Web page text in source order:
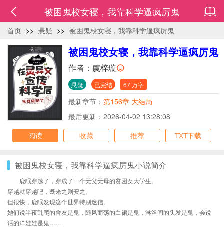
被困鬼校女寝，我靠科学逼疯厉鬼
首页 >> 悬疑 >> 被困鬼校女寝，我靠科学逼疯厉鬼
被困鬼校女寝，我靠科学逼疯厉鬼
作者： 虞梓璇
悬疑 已完结 67 万字
最新章节： 第156章 大结局
最后更新：2026-04-02 13:28:08
阅读
收藏 推荐 TXT下载
被困鬼校女寝，我靠科学逼疯厉鬼小说简介
鹿眠穿越了，穿成了一个无父无母的贫困女大学生。
穿越就穿越吧，既来之则安之。
但很快，鹿眠发现这个世界特别迷信。
她们说半夜乱爬的舍友是鬼，随风而荡的白裙是鬼，淋浴间的头发是鬼，会说
话的洋娃娃是鬼……